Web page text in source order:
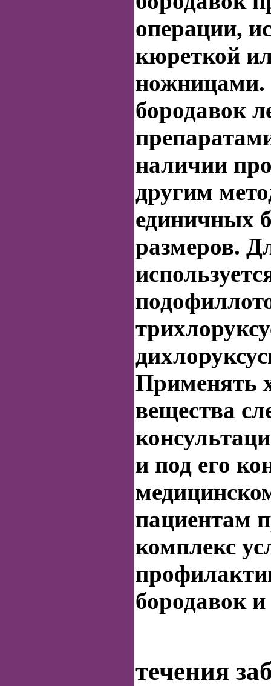
операции,
кюреткой
ножницами.
бородавок
наличии
другим
единичных
размеров.
Применять
вещества
и под его
пациентам
комплекс
бородавок
течения